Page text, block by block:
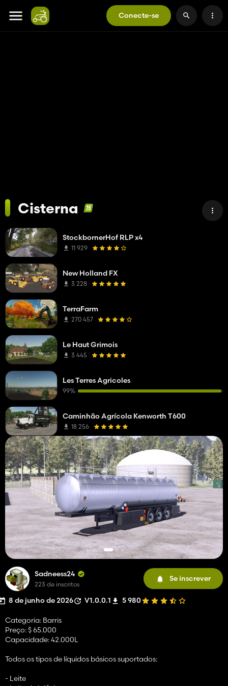
Conecte-se
Cisterna
Sadneess24
223 de inscritos
Se inscrever
8 de junho de 2026 V1.0.0.1 5 980
Categoria: Barris
Preço: $ 65.000
Capacidade: 42.000L
Todos os tipos de líquidos básicos suportados:
- Leite
StockbornerHof RLP x4
11 929
New Holland FX
3 228
TerraFarm
270 457
Le Haut Grimois
3 445
Les Terres Agricoles
99%
Caminhão Agrícola Kenworth T600
18 256